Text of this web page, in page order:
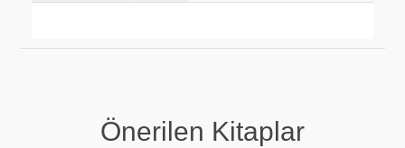
Önerilen Kitaplar